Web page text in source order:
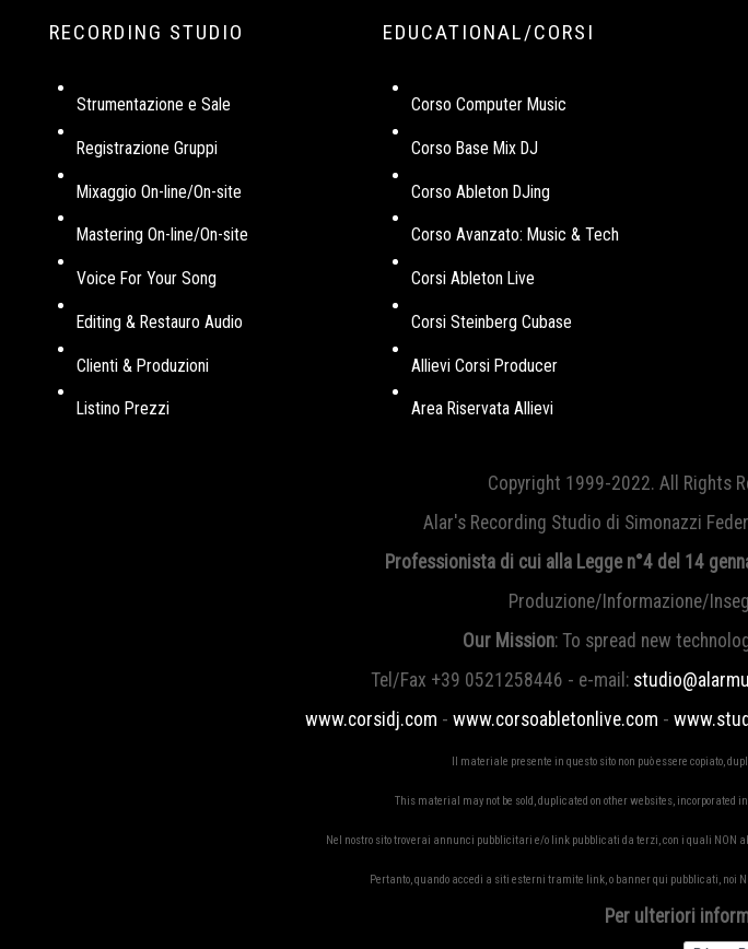
RECORDING STUDIO
Strumentazione e Sale
Registrazione Gruppi
Mixaggio On-line/On-site
Mastering On-line/On-site
Voice For Your Song
Editing & Restauro Audio
Clienti & Produzioni
Listino Prezzi
EDUCATIONAL/CORSI
Corso Computer Music
Corso Base Mix DJ
Corso Ableton DJing
Corso Avanzato: Music & Tech
Corsi Ableton Live
Corsi Steinberg Cubase
Allievi Corsi Producer
Area Riservata Allievi
Copyright 1999-2022. All Rights
Alar's Recording Studio di Simonazzi
Professionista di cui alla Legge n°4 del 14
Produzione/Informazione/
Our Mission: To spread new
Tel/Fax +39 0521258446 - e-mail:
www.corsidj.com - www.corsoabletonlive.com -
Il materiale presente in questo sito non può essere copiato,
This material may not be sold, duplicated on other websites, incorporated
Nel nostro sito troverai annunci pubblicitari e/o link pubblicati da terzi, con i quali
Pertanto, quando accedi a siti esterni tramite link, o banner qui pubblicati, noi
Per ulteriori